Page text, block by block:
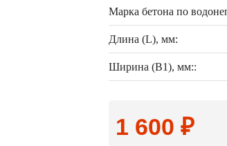
Марка бетона по
Длина (L), мм:
Ширина (B1), мм::
1 600 ₽